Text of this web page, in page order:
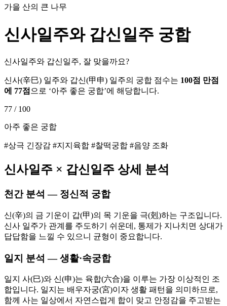
가을 산의 큰 나무
신사일주와 갑신일주 궁합
신사일주와 갑신일주, 잘 맞을까요?
신사(辛巳) 일주와 갑신(甲申) 일주의 궁합 점수는 100점 만점
에 77점 으로 ‘아주 좋은 궁합’에 해당합니다.
77 / 100
아주 좋은 궁합
#상극 긴장감 #지지육합 #찰떡궁합 #음양 조화
신사일주 × 갑신일주 상세 분석
천간 분석 — 정신적 궁합
신(辛)의 금 기운이 갑(甲)의 목 기운을 극(剋)하는 구조입니다.
신사 일주가 관계를 주도하기 쉬운데, 통제가 지나치면 상대가
답답함을 느낄 수 있으니 균형이 중요합니다.
일지 분석 — 생활·속궁합
일지 사(巳)와 신(申)는 육합(六合)을 이루는 가장 이상적인 조
합입니다. 일지는 배우자궁(宮)이자 생활 패턴을 의미하므로,
함께 사는 일상에서 자연스럽게 합이 맞고 안정감을 주고받는